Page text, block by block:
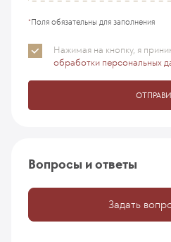
*Поля обязательны для заполнения
Нажимая на кнопку, я
обработки персональных
Вопросы и ответы
Задать